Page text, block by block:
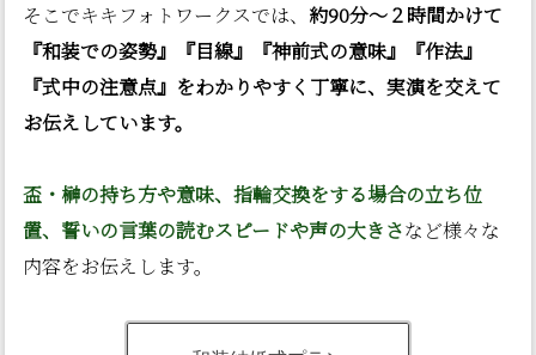
そこでキキフォトワークスでは、 約90分〜２時間かけて
『和装での姿勢』『目線』『神前式の意味』『作法』
『式中の注意点』をわかりやすく丁寧に、実演を交えて
お伝えしています。
盃・榊の持ち方や意味、指輪交換をする場合の立ち位
置、誓いの言葉の読むスピードや声の大きさなど様々な
内容をお伝えします。